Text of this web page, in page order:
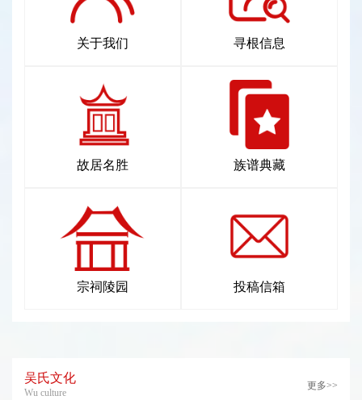
关于我们 寻根信息
故居名胜 族谱典藏
宗祠陵园 投稿信箱
吴氏文化
Wu culture
更多>>